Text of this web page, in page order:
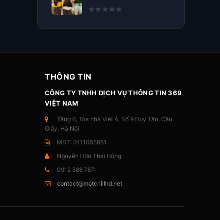
THÔNG TIN
CÔNG TY TNHH DỊCH VỤ THÔNG TIN 369
VIỆT NAM
Tầng 6, Tòa nhà Việt Á, Số 9 Duy Tân, Cầu
Giấy, Hà Nội
MST: 0111055981
Nguyễn Hữu Thái Hùng
0912 588 787
contact@motchillhd.net